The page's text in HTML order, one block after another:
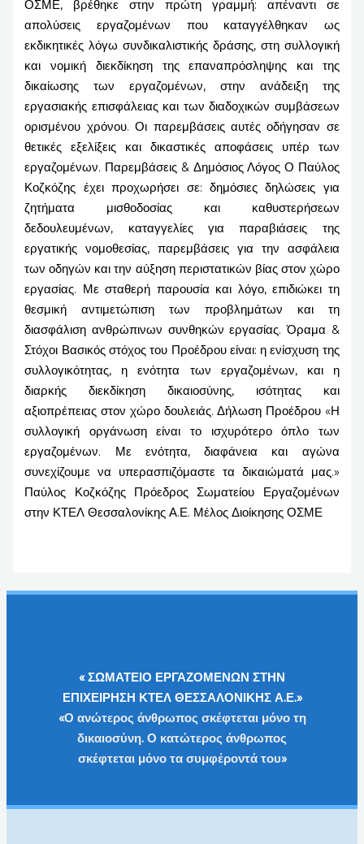
ΟΣΜΕ, βρέθηκε στην πρώτη γραμμή: απέναντι σε
απολύσεις εργαζομένων που καταγγέλθηκαν ως
εκδικητικές λόγω συνδικαλιστικής δράσης, στη συλλογική
και νομική διεκδίκηση της επαναπρόσληψης και της
δικαίωσης των εργαζομένων, στην ανάδειξη της
εργασιακής επισφάλειας και των διαδοχικών συμβάσεων
ορισμένου χρόνου. Οι παρεμβάσεις αυτές οδήγησαν σε
θετικές εξελίξεις και δικαστικές αποφάσεις υπέρ των
εργαζομένων. Παρεμβάσεις & Δημόσιος Λόγος Ο Παύλος
Κοζκόζης έχει προχωρήσει σε: δημόσιες δηλώσεις για
ζητήματα μισθοδοσίας και καθυστερήσεων
δεδουλευμένων, καταγγελίες για παραβιάσεις της
εργατικής νομοθεσίας, παρεμβάσεις για την ασφάλεια
των οδηγών και την αύξηση περιστατικών βίας στον χώρο
εργασίας. Με σταθερή παρουσία και λόγο, επιδιώκει τη
θεσμική αντιμετώπιση των προβλημάτων και τη
διασφάλιση ανθρώπινων συνθηκών εργασίας. Όραμα &
Στόχοι Βασικός στόχος του Προέδρου είναι: η ενίσχυση της
συλλογικότητας, η ενότητα των εργαζομένων, και η
διαρκής διεκδίκηση δικαιοσύνης, ισότητας και
αξιοπρέπειας στον χώρο δουλειάς. Δήλωση Προέδρου «Η
συλλογική οργάνωση είναι το ισχυρότερο όπλο των
εργαζομένων. Με ενότητα, διαφάνεια και αγώνα
συνεχίζουμε να υπερασπιζόμαστε τα δικαιώματά μας.»
Παύλος Κοζκόζης Πρόεδρος Σωματείου Εργαζομένων
στην ΚΤΕΛ Θεσσαλονίκης Α.Ε. Μέλος Διοίκησης ΟΣΜΕ
« ΣΩΜΑΤΕΙΟ ΕΡΓΑΖΟΜΕΝΩΝ ΣΤΗΝ
ΕΠΙΧΕΙΡΗΣΗ ΚΤΕΛ ΘΕΣΣΑΛΟΝΙΚΗΣ Α.Ε.»
«Ο ανώτερος άνθρωπος σκέφτεται μόνο τη
δικαιοσύνη. Ο κατώτερος άνθρωπος
σκέφτεται μόνο τα συμφέροντά του»